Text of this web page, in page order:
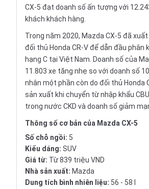
CX-5 đạt doanh số ấn tượng với
khách khách hàng.
Trong năm 2020, MazdaCX-5 đã
đối thủ Honda CR-V để dẫn đầu phân
hạng C tại Việt Nam. Doanh số của
11.803 xe tăng nhẹ so với doanh số
nhân một phần còn do đối thủ Honda
sản xuất khi chuyển từ nhập khẩu
trong nước CKD và doanh số giảm
Thông số cơ bản của Mazda CX-5
Số chỗ ngồi: 5
Kiểu dáng: SUV
Giá từ: Từ 839 triệu VND
Nhà sản xuất: Mazda
Dung tích bình nhiên liệu: 56 - 58 l